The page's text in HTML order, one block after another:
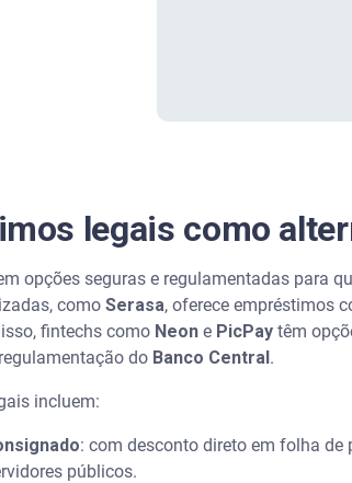
legais como
opções seguras e regulamentadas para
como Serasa, oferece empréstimos
fintechs como Neon e PicPay têm
do Banco Central.
incluem:
: com desconto direto em folha
públicos.